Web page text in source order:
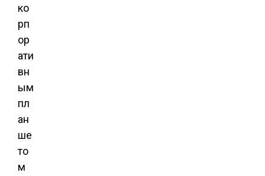
ко
рп
ор
ати
вн
ым
пл
ан
ше
то
м